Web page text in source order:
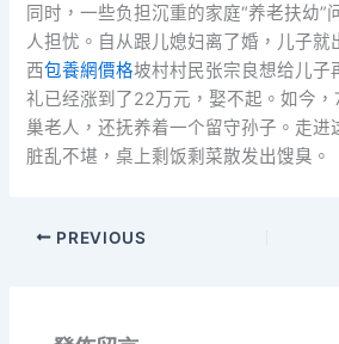
同时，一些负担沉重的家庭“养老扶幼”
人担忧。自从跟儿媳妇离了婚，儿子就
西包養網價格坡村村民张宗良想给儿子
礼已经涨到了22万元，娶不起。如今
巢老人，还抚养着一个留守孙子。走进
脏乱不堪，桌上剩饭剩菜散发出馊臭。
PREVIOUS